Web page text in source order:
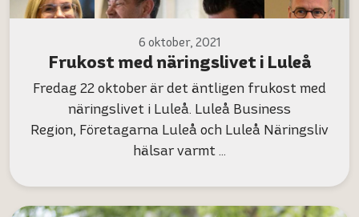
6 oktober, 2021
Frukost med näringslivet i Luleå
Fredag 22 oktober är det äntligen frukost med
näringslivet i Luleå. Luleå Business
Region, Företagarna Luleå och Luleå Näringsliv
hälsar varmt …